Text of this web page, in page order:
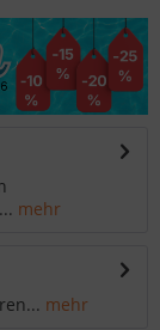
mehr
mehr